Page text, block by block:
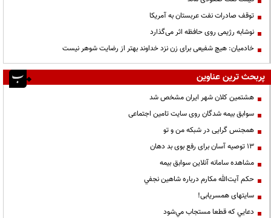
توقف صادرات نفت عربستان به آمریکا
نوشابه رژیمی روی حافظه اثر می‌گذارد
خادمیان: هیچ شفیعی برای زن نزد خداوند بهتر از رضایت شوهر نیست
پربحث ترین عناوین
هشتمین کلان شهر ایران مشخص شد
سوابق بیمه شدگان روی سایت تامین اجتماعی
همجنس گرایی در شبکه من و تو
13 توصیه آسان برای رفع بوی بد دهان
مشاهده سامانه آنلاين سوابق بیمه
حكم آيت‌الله مكارم درباره شاهين نجفي
سایتهای همسریابی!
دعايي كه قطعا مستجاب مي‌شود